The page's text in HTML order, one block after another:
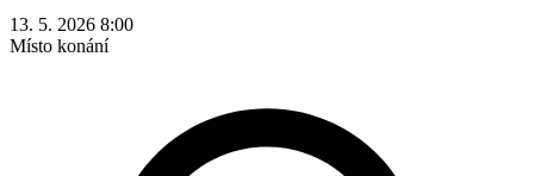
13. 5. 2026 8:00
Místo konání